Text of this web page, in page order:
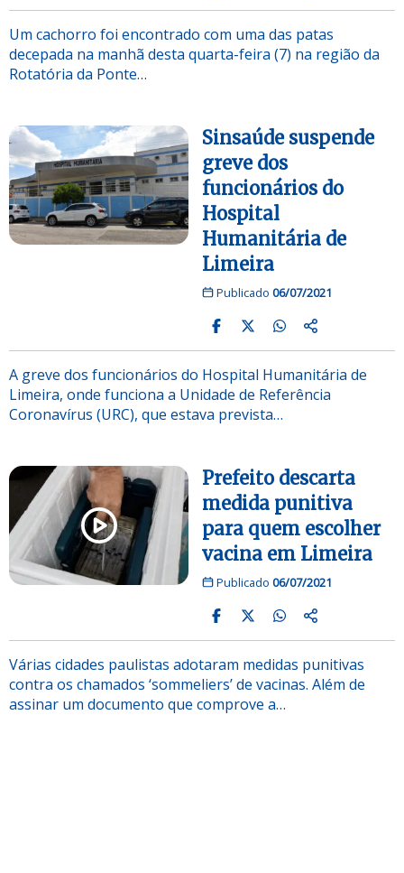
Um cachorro foi encontrado com uma das patas
decepada na manhã desta quarta-feira (7) na região da
Rotatória da Ponte…
Sinsaúde suspende
greve dos
funcionários do
Hospital
Humanitária de
Limeira
Publicado 06/07/2021
A greve dos funcionários do Hospital Humanitária de
Limeira, onde funciona a Unidade de Referência
Coronavírus (URC), que estava prevista…
Prefeito descarta
medida punitiva
para quem escolher
vacina em Limeira
Publicado 06/07/2021
Várias cidades paulistas adotaram medidas punitivas
contra os chamados ‘sommeliers’ de vacinas. Além de
assinar um documento que comprove a…